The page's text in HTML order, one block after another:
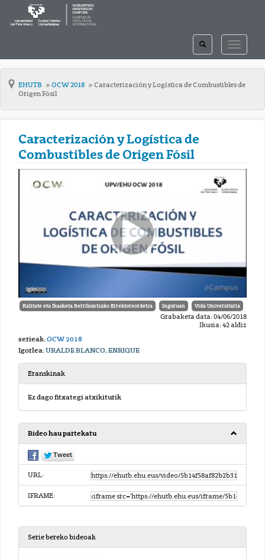
TOGGLE
TOGGLE
SEARCH
EHUTB OCW 2018
Caracterización y Logística de Combustibles de
Origen Fósil
Caracterización y Logística de
Combustibles de Origen Fósil
Kalitate eta Ikasketa Berrikuntzako Errektoreordetza Inguruan Vida Universitaria
Grabaketa data: 04/06/2018
Ikusia: 42 aldiz
serieak:OCW 2018
Igorlea:URALDE BLANCO, ENRIQUE
Eranskinak
Ez dago fitxategi atxikiturik
Bideo hau partekatu
URL:
IFRAME:
Serie bereko bideoak